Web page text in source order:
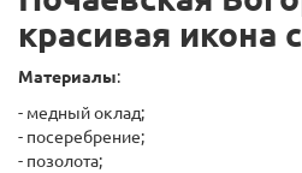
красивая икона
Материалы:
- медный оклад;
- посеребрение;
- позолота;